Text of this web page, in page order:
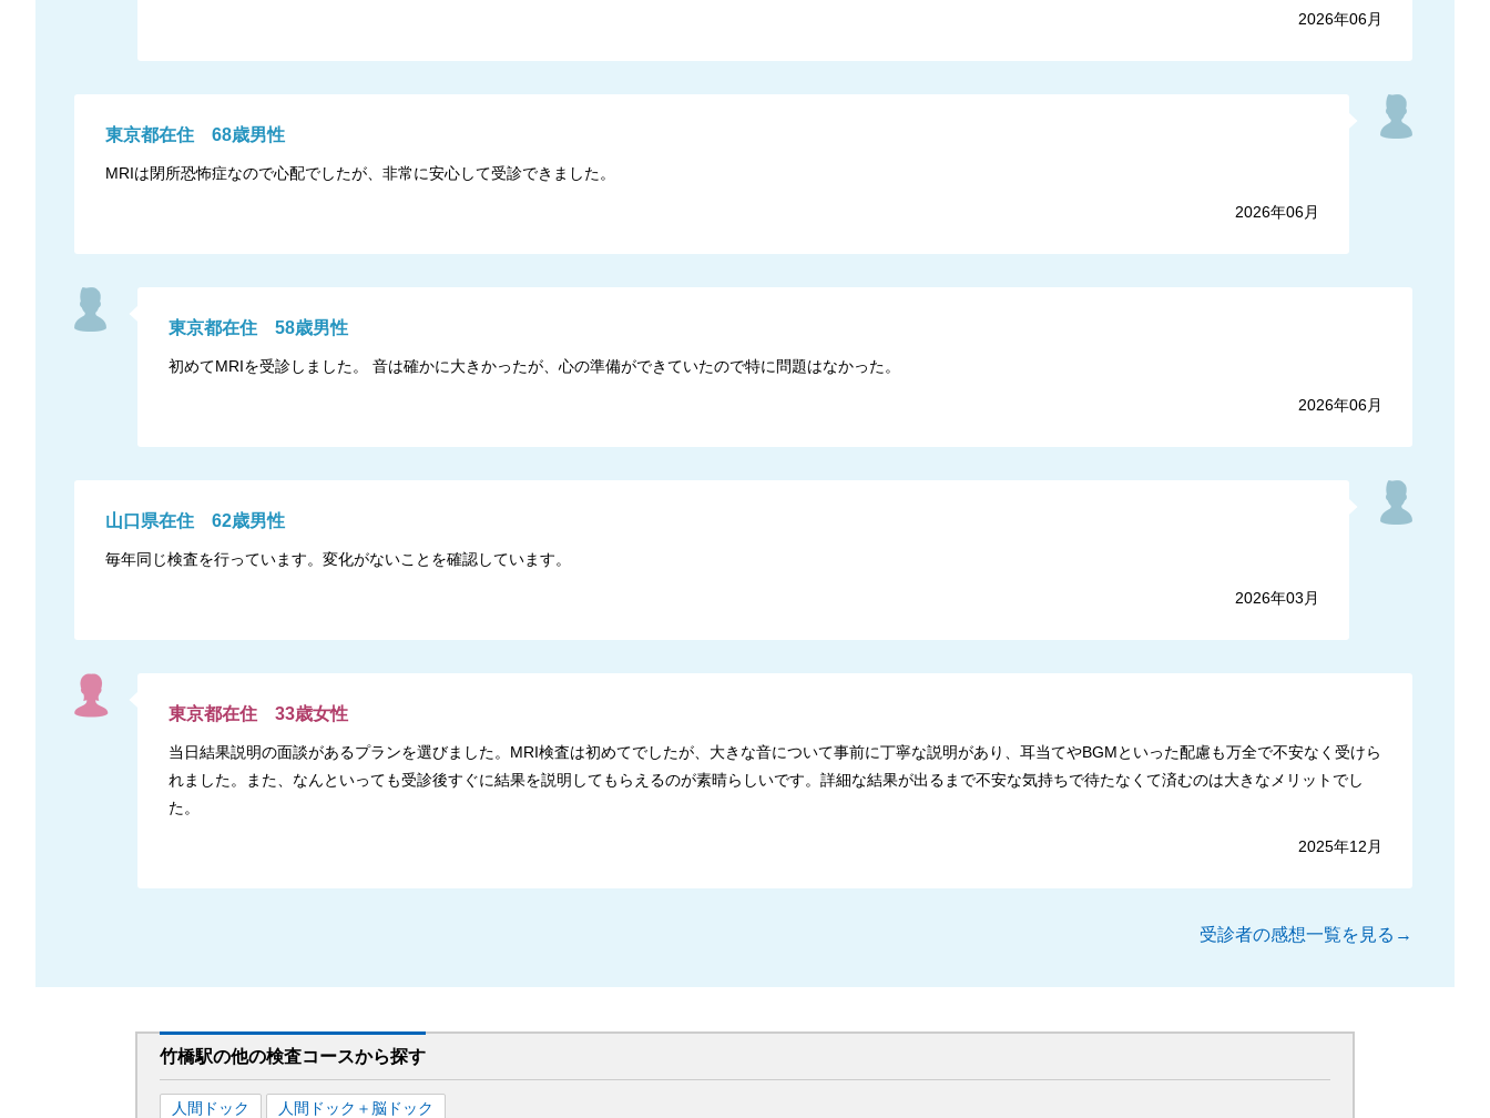
2026年06月
東京都在住 68歳男性
MRIは閉所恐怖症なので心配でしたが、非常に安心して受診できました。
2026年06月
東京都在住 58歳男性
初めてMRIを受診しました。 音は確かに大きかったが、心の準備ができていたので特に問題はなかった。
2026年06月
山口県在住 62歳男性
毎年同じ検査を行っています。変化がないことを確認しています。
2026年03月
東京都在住 33歳女性
当日結果説明の面談があるプランを選びました。MRI検査は初めてでしたが、大きな音について事前に丁寧な説明があり、耳当てやBGMといった配慮も万全で不安なく受けら
れました。また、なんといっても受診後すぐに結果を説明してもらえるのが素晴らしいです。詳細な結果が出るまで不安な気持ちで待たなくて済むのは大きなメリットでし
た。
2025年12月
受診者の感想一覧を見る→
竹橋駅の他の検査コースから探す
人間ドック 人間ドック＋脳ドック